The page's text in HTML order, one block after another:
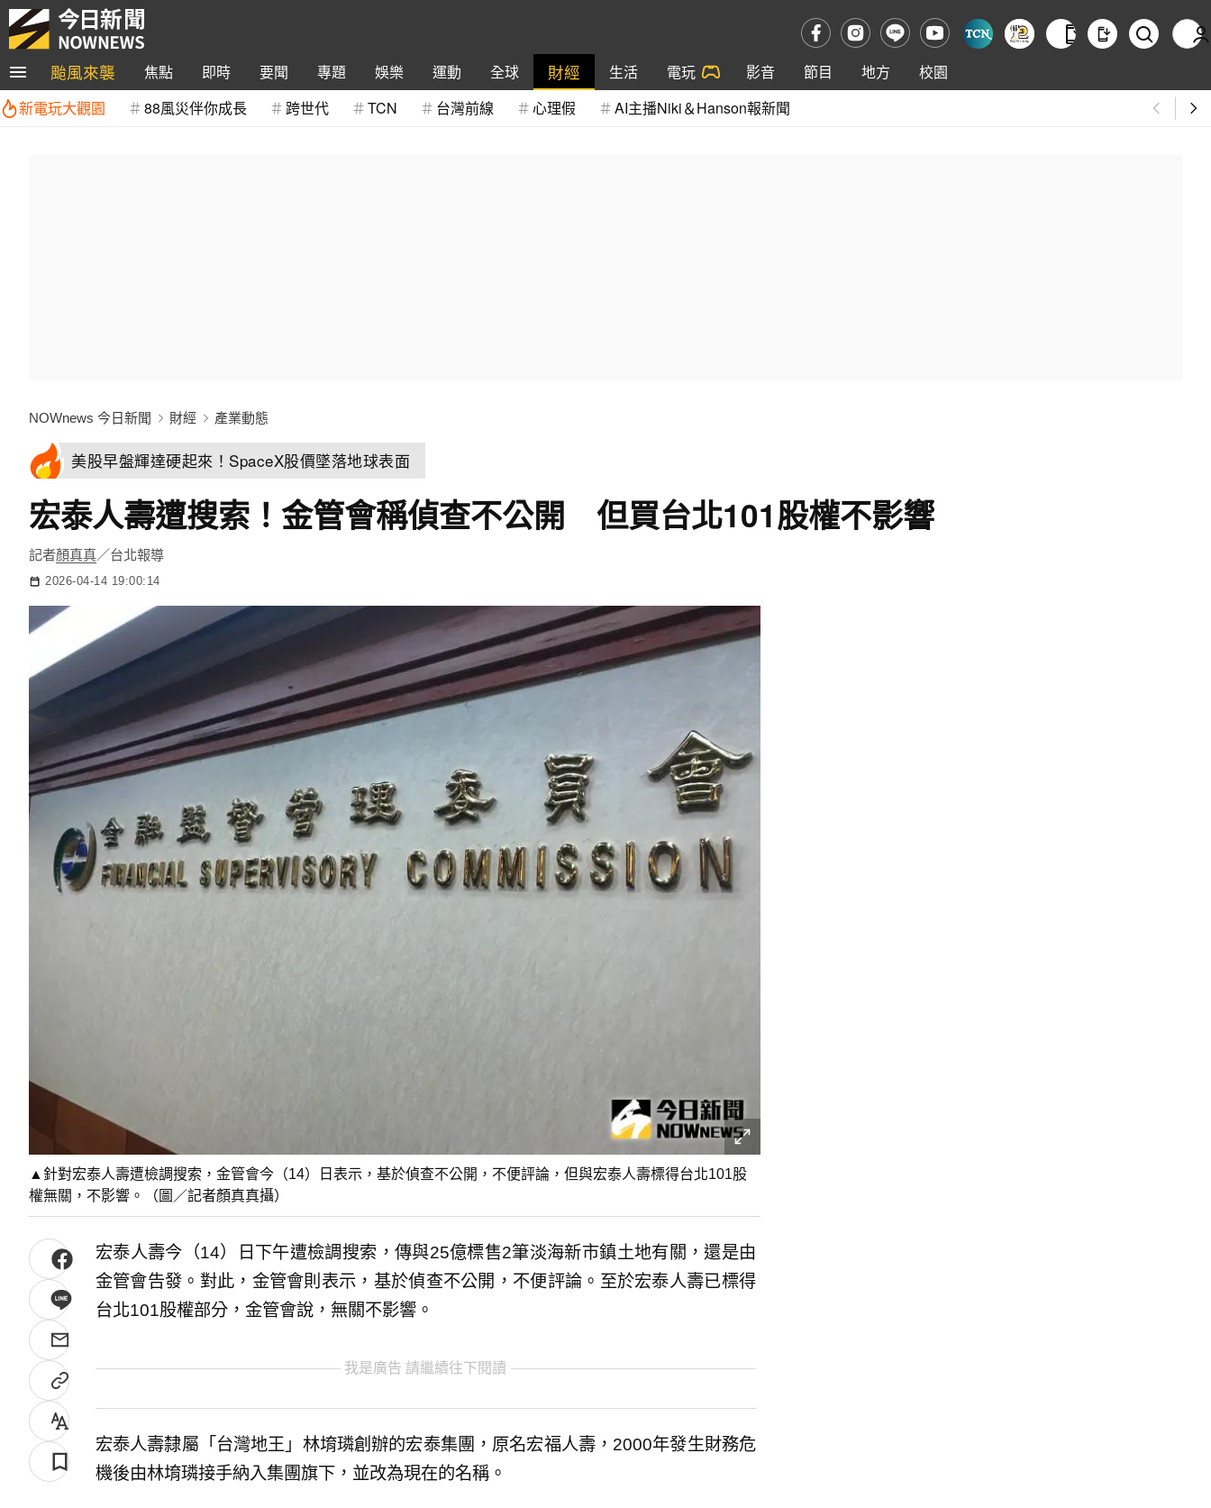
颱風來襲 焦點 即時 要聞 專題 娛樂 運動 全球 財經 生活 電玩 影音 節目 地方
校園
新電玩大觀園
88風災伴你成長 跨世代 TCN 台灣前線 心理假 AI主播Niki＆Hanson報新聞
NOWnews 今日新聞 財經 產業動態
美股早盤輝達硬起來！SpaceX股價墜落地球表面
宏泰人壽遭搜索！金管會稱偵查不公開 但買台北101股權不影響
記者顏真真／台北報導
2026-04-14 19:00:14
▲針對宏泰人壽遭檢調搜索，金管會今（14）日表示，基於偵查不公開，不便評論，但與宏泰人壽標得台北101股
權無關，不影響。（圖／記者顏真真攝）
宏泰人壽今（14）日下午遭檢調搜索，傳與25億標售2筆淡海新市鎮土地有關，還是由
金管會告發。對此，金管會則表示，基於偵查不公開，不便評論。至於宏泰人壽已標得
台北101股權部分，金管會說，無關不影響。
我是廣告 請繼續往下閱讀
宏泰人壽隸屬「台灣地王」林堉璘創辦的宏泰集團，原名宏福人壽，2000年發生財務危
機後由林堉璘接手納入集團旗下，並改為現在的名稱。